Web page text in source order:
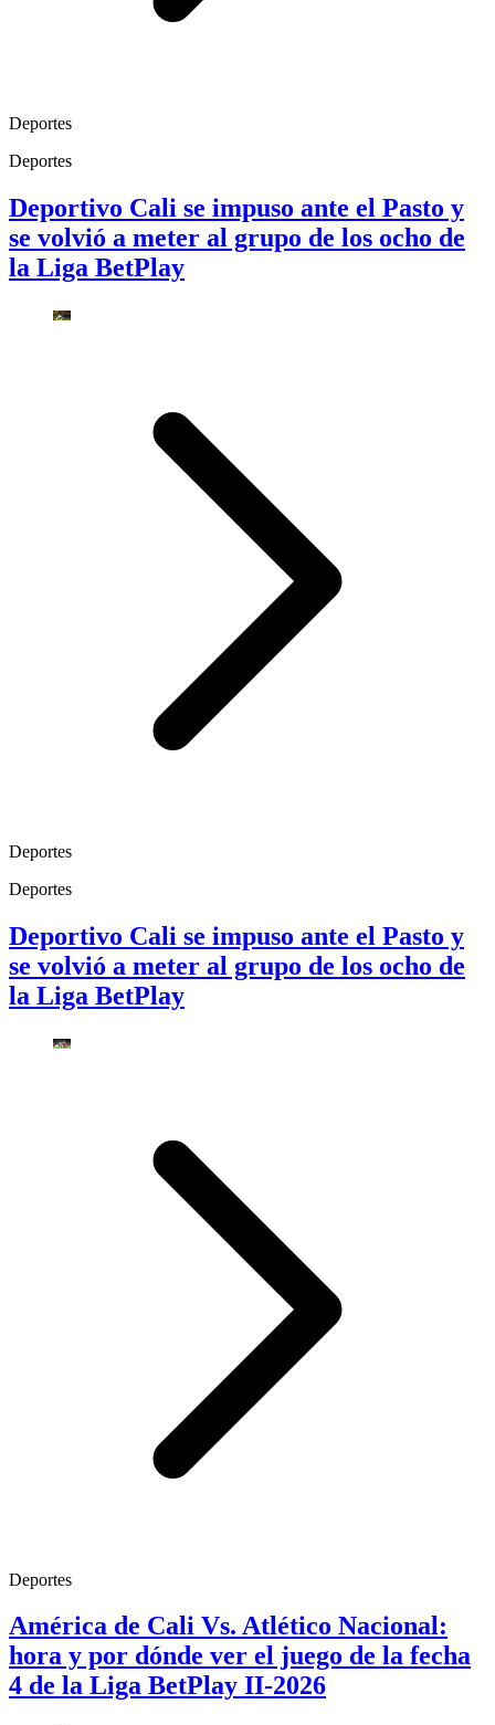
Deportes
Deportes
Deportivo Cali se impuso ante el Pasto y
se volvió a meter al grupo de los ocho de
la Liga BetPlay
Deportes
Deportes
Deportivo Cali se impuso ante el Pasto y
se volvió a meter al grupo de los ocho de
la Liga BetPlay
Deportes
América de Cali Vs. Atlético Nacional:
hora y por dónde ver el juego de la fecha
4 de la Liga BetPlay II-2026